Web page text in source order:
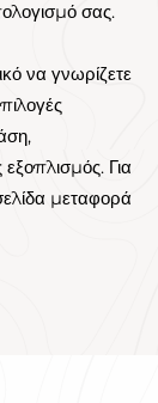
σας.
να γνωρίζετε
Για
μεταφορά